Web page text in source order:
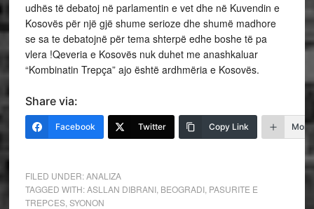
udhës të debatoj në parlamentin e vet dhe në Kuvendin e
Kosovës për një gjë shume serioze dhe shumë madhore
se sa te debatojnë për tema shterpë edhe boshe të pa
vlera !Qeveria e Kosovës nuk duhet me anashkaluar
“Kombinatin Trepça” ajo është ardhmëria e Kosovës.
Share via:
Facebook Twitter Copy Link More
FILED UNDER:ANALIZA
TAGGED WITH:ASLLAN DIBRANI, BEOGRADI, PASURITE E
TREPCES, SYONON